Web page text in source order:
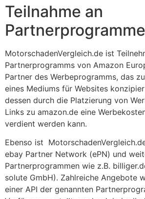
Teilnahme an
MotorschadenVergleich.de ist
Partnerprogramms von Amazon
Partner des Werbeprogramms, das
eines Mediums für Websites
dessen durch die Platzierung von
Links zu amazon.de eine
verdient werden kann.
Ebenso ist
ebay Partner Network (ePN) und
Partnerprogrammen wie z.B.
solute GmbH). Zahlreiche Angebote
einer API der genannten